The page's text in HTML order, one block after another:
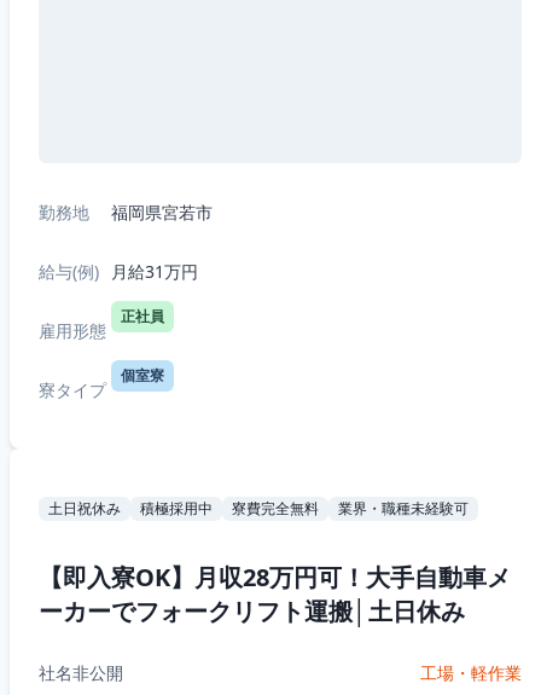
勤務地 福岡県宮若市
給与(例) 月給31万円
雇用形態
正社員
寮タイプ
個室寮
土日祝休み 積極採用中 寮費完全無料 業界・職種未経験可
【即入寮OK】月収28万円可！大手自動車メ
ーカーでフォークリフト運搬│土日休み
社名非公開 工場・軽作業